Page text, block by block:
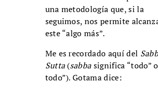
una metodología que, si la
seguimos, nos permite
este “algo más”.
Me es recordado aquí del
Sutta(sabbasignifica “todo”
todo”). Gotama dice: